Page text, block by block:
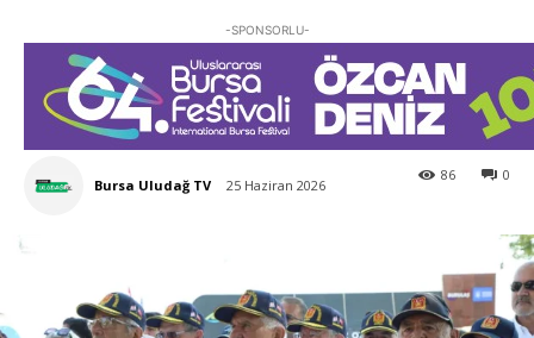
-SPONSORLU-
Bursa Uludağ TV 25 Haziran 2026
0
86